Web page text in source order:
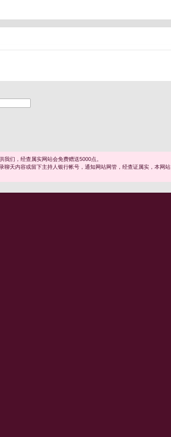
们，经查属实网站会免费赠送5000点。
聊天内容或留下主持人银行帐号，通知网站网管，经查证属实，本网站